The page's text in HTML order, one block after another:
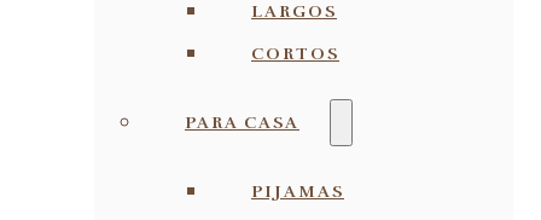
LARGOS
CORTOS
PARA CASA
PIJAMAS